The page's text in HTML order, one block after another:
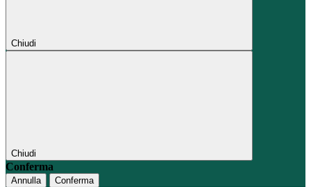
Chiudi
Chiudi
Conferma
Annulla Conferma